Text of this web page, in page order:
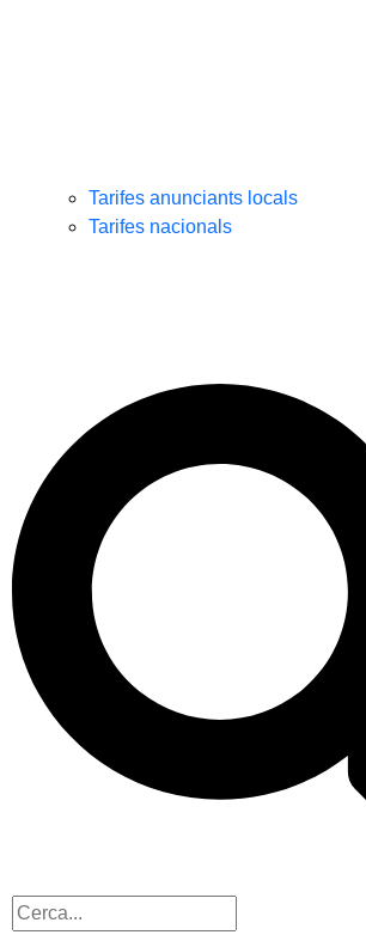
Tarifes anunciants locals
Tarifes nacionals